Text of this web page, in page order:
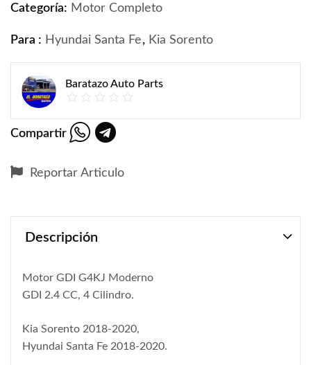
Categoría: Motor Completo
Para : Hyundai Santa Fe, Kia Sorento
Baratazo Auto Parts
Compartir
Reportar Articulo
Descripción
Motor GDI G4KJ Moderno
GDI 2.4 CC, 4 Cilindro.
Kia Sorento 2018-2020,
Hyundai Santa Fe 2018-2020.